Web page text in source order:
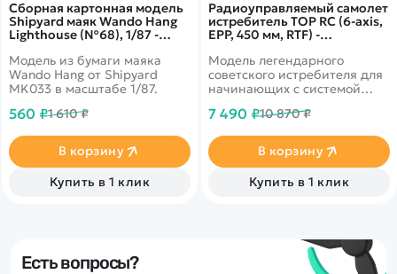
Сборная картонная модель
Shipyard маяк Wando Hang
Lighthouse (№68), 1/87 -
Модель из бумаги маяка
Wando Hang от Shipyard
MK033 в масштабе 1/87.
560 ₽1 610 ₽
В корзину
Купить в 1 клик
Радиоуправляемый самолет
истребитель TOP RC (6-axis,
EPP, 450 мм, RTF) -
Модель легендарного
советского истребителя для
начинающих с системой
комплектации RTF.
7 490 ₽10 870 ₽
В корзину
Купить в 1 клик
Есть вопросы?